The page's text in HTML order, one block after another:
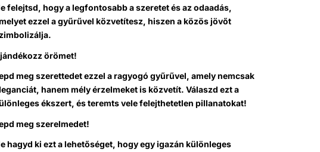
felejtsd, hogy a legfontosabb a szeretet és az odaadás,
ezzel a gyűrűvel közvetítesz, hiszen a közös jövőt
örömet!
meg szerettedet ezzel a ragyogó gyűrűvel, amely nemcsak
hanem mély érzelmeket is közvetít. Válaszd ezt a
ékszert, és teremts vele felejthetetlen pillanatokat!
meg szerelmedet!
hagyd ki ezt a lehetőséget, hogy egy igazán különleges